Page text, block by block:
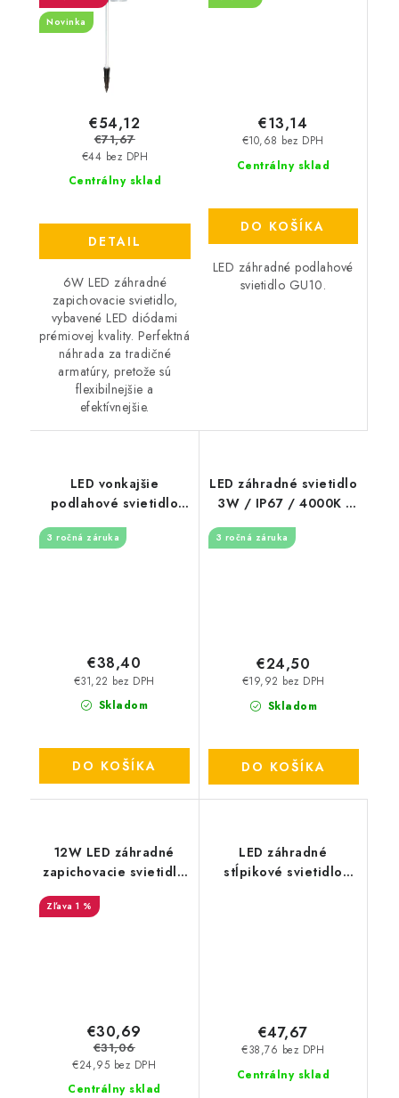
Novinka
Centrálny sklad
€44 bez DPH
€54,12
€71,67
DETAIL
6W LED záhradné
zapichovacie svietidlo,
vybavené LED diódami
prémiovej kvality. Perfektná
náhrada za tradičné
armatúry, pretože sú
flexibilnejšie a
efektívnejšie.
Centrálny sklad
€10,68 bez DPH
€13,14
DO KOŠÍKA
LED záhradné podlahové
svietidlo GU10.
LED vonkajšie
podlahové svietidlo
2800K - LGL514
3 ročná záruka
Skladom
€31,22 bez DPH
€38,40
DO KOŠÍKA
LED záhradné svietidlo
3W / IP67 / 4000K -
3 ročná záruka
Skladom
€19,92 bez DPH
€24,50
DO KOŠÍKA
12W LED záhradné
zapichovacie svietidlo
- 920lm
1 %
Centrálny sklad
€24,95 bez DPH
€30,69
€31,06
LED záhradné
stĺpikové svietidlo
Centrálny sklad
€38,76 bez DPH
€47,67